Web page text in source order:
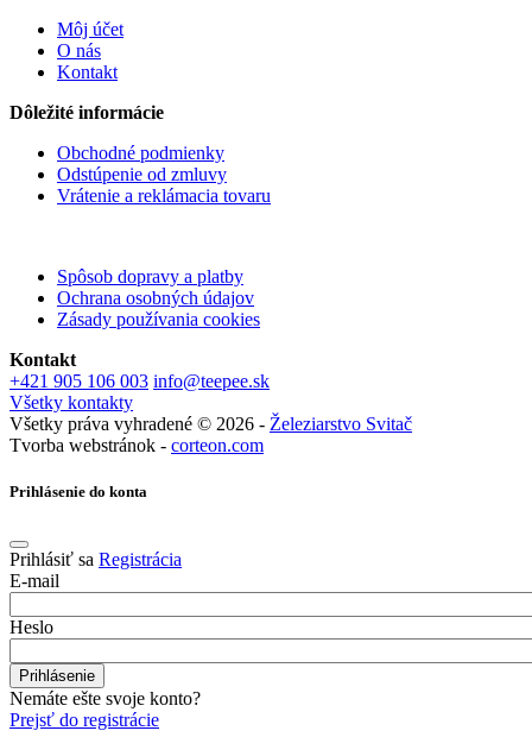
Môj účet
O nás
Kontakt
Dôležité informácie
Obchodné podmienky
Odstúpenie od zmluvy
Vrátenie a reklámacia tovaru
Spôsob dopravy a platby
Ochrana osobných údajov
Zásady používania cookies
Kontakt
+421 905 106 003 info@teepee.sk
Všetky kontakty
Všetky práva vyhradené © 2026 - Železiarstvo Svitač
Tvorba webstránok - corteon.com
Prihlásenie do konta
Prihlásiť sa Registrácia
E-mail
Heslo
Nemáte ešte svoje konto?
Prejsť do registrácie